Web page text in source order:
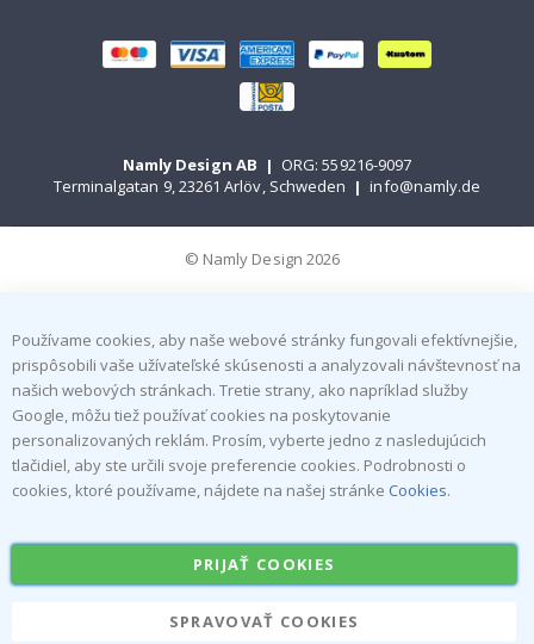
Namly Design AB | ORG: 559216-9097
Terminalgatan 9, 23261 Arlöv, Schweden | info@namly.de
© Namly Design 2026
Používame cookies, aby naše webové stránky fungovali efektívnejšie,
prispôsobili vaše užívateľské skúsenosti a analyzovali návštevnosť na
našich webových stránkach. Tretie strany, ako napríklad služby
Google, môžu tiež používať cookies na poskytovanie
personalizovaných reklám. Prosím, vyberte jedno z nasledujúcich
tlačidiel, aby ste určili svoje preferencie cookies. Podrobnosti o
cookies, ktoré používame, nájdete na našej stránke Cookies.
PRIJAŤ COOKIES
SPRAVOVAŤ COOKIES